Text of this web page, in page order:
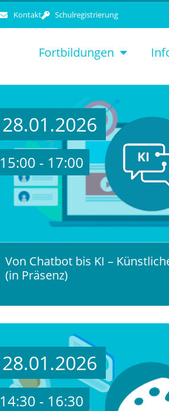
Kontakt Schulregistrierung
Fortbildungen
28.01.2026
15:00 - 17:00
Von Chatbot bis KI –
(in Präsenz)
28.01.2026
14:30 - 16:30